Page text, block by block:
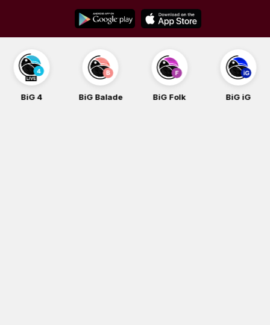
content
BiG 4 BiG Balade BiG Folk BiG iG